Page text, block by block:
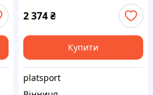
2 374₴
Купити
platsport